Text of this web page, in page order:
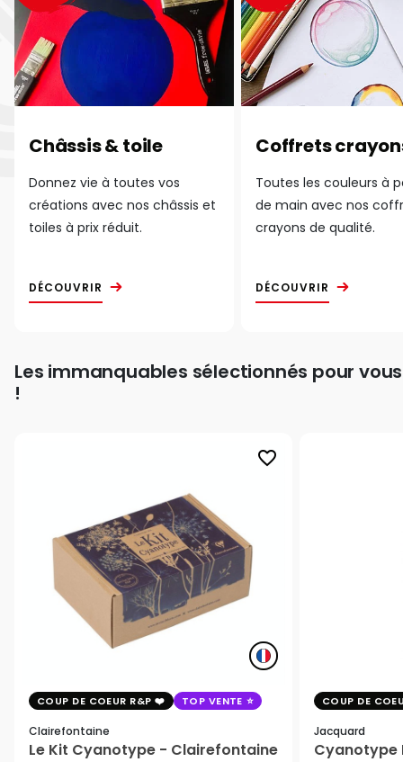
Châssis & toile
Donnez vie à toutes vos
créations avec nos châssis et
toiles à prix réduit.
DÉCOUVRIR
Coffrets
Toutes les couleurs à
de main avec nos
crayons de qualité.
DÉCOUVRIR
Les immanquables sélectionnés pour vous
!
favorite_border
COUP DE COEUR R&P TOP VENTE
Clairefontaine
Le Kit Cyanotype - Clairefontaine
COUP DE
Jacquard
Cyanotype